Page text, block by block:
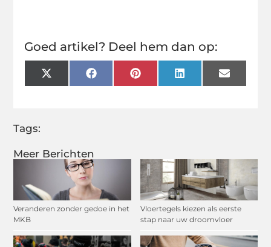
Meer Berichten
Veranderen zonder gedoe in het
MKB
Vloertegels kiezen als eerste
stap naar uw droomvloer
Goed artikel? Deel hem dan op:
X
(Twitter)
FacebookPinterestLinkedInEmail
Tags: